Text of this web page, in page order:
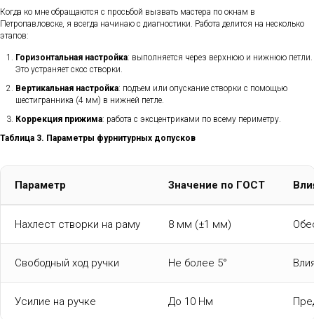
Когда ко мне обращаются с просьбой вызвать мастера по окнам в
Петропавловске, я всегда начинаю с диагностики. Работа делится на несколько
этапов:
Горизонтальная настройка: выполняется через верхнюю и нижнюю петли.
Это устраняет скос створки.
Вертикальная настройка: подъем или опускание створки с помощью
шестигранника (4 мм) в нижней петле.
Коррекция прижима: работа с эксцентриками по всему периметру.
Таблица 3. Параметры фурнитурных допусков
Параметр Значение по ГОСТ
Нахлест створки на раму 8 мм (±1 мм)
Свободный ход ручки Не более 5°
Усилие на ручке До 10 Нм